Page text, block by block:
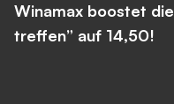
Winamax boostet
treffen” auf 14,50!